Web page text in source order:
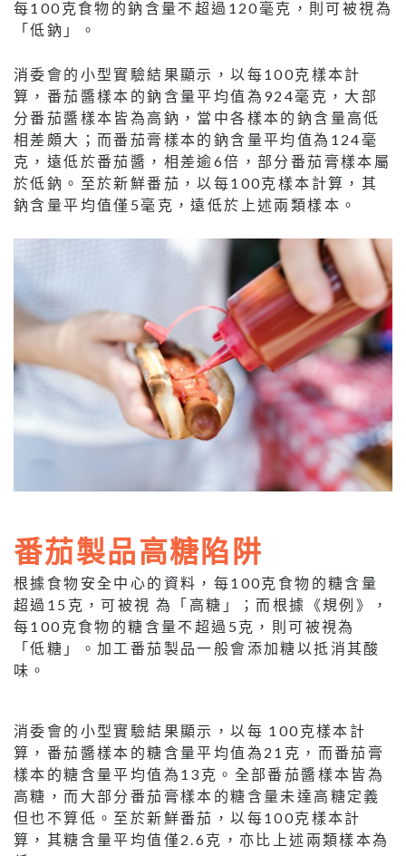
每100克食物的鈉含量不超過120毫克，則可被視為
「低鈉」。
消委會的小型實驗結果顯示，以每100克樣本計
算，番茄醬樣本的鈉含量平均值為924毫克，大部
分番茄醬樣本皆為高鈉，當中各樣本的鈉含量高低
相差頗大；而番茄膏樣本的鈉含量平均值為124毫
克，遠低於番茄醬，相差逾6倍，部分番茄膏樣本屬
於低鈉。至於新鮮番茄，以每100克樣本計算，其
鈉含量平均值僅5毫克，遠低於上述兩類樣本。
番茄製品高糖陷阱
根據食物安全中心的資料，每100克食物的糖含量
超過15克，可被視 為「高糖」；而根據《規例》，
每100克食物的糖含量不超過5克，則可被視為
「低糖」。加工番茄製品一般會添加糖以抵消其酸
味。
消委會的小型實驗結果顯示，以每 100克樣本計
算，番茄醬樣本的糖含量平均值為21克，而番茄膏
樣本的糖含量平均值為13克。全部番茄醬樣本皆為
高糖，而大部分番茄膏樣本的糖含量未達高糖定義
但也不算低。至於新鮮番茄，以每100克樣本計
算，其糖含量平均值僅2.6克，亦比上述兩類樣本為